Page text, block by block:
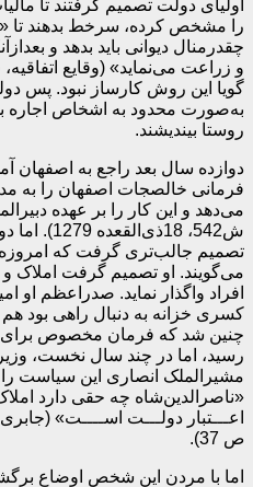
اولیای دولت تصمیم گرفتند تا
را مشخص کرده، سرخط بدهند تا
چقدرمنال دیوانی باید بدهد و
گویا این روش کارساز نبود. پس
به‌صورت محدود به اشخاص اجاره
روستا بیندیشند.
دوازده سال بعد راجع به
فرمانی خالصجات اصفهان را به
می‌دهد و این کار را بر عهده
ش542،
تصمیم جالب‌تری گرفت که
می‌گویند. او تصمیم گرفت املاک
افراد واگذار نماید. صدراعظم او
کسری خزانه به دنبال راهی بود
چنین شد که فرمان مخصوص برای
رسید، اما در چند سال نخست،
مشیرالملک انصاری این سیاست
«ناصرالدین‌شاه چه حقی دارد
ص 37).
اما با مردن این شخص اوضاع